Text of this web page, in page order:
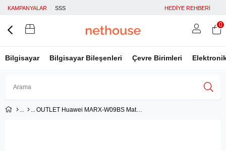
KAMPANYALAR SSS HEDİYE REHBERİ
Bilgisayar Bilgisayar Bileşenleri Çevre Birimleri
0
OUTLET Huawei MARX-W09BS Matepad Pro 10.8 6GB 128GB Tablet